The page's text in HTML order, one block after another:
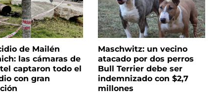
de Mailén
las cámaras de
captaron todo el
con gran
Maschwitz: un vecino
atacado por dos perros
Bull Terrier debe ser
indemnizado con $2,7
millones